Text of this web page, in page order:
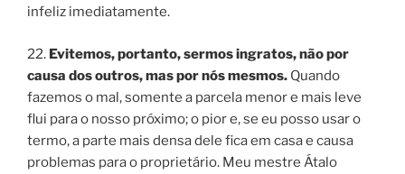
infeliz imediatamente.
22. Evitemos, portanto, sermos ingratos, não por
causa dos outros, mas por nós mesmos. Quando
fazemos o mal, somente a parcela menor e mais leve
flui para o nosso próximo; o pior e, se eu posso usar o
termo, a parte mais densa dele fica em casa e causa
problemas para o proprietário. Meu mestre Átalo